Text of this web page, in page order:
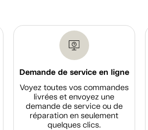
Demande de service en ligne
Voyez toutes vos commandes
livrées et envoyez une
demande de service ou de
réparation en seulement
quelques clics.